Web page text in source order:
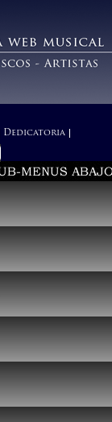
Dedicatoria